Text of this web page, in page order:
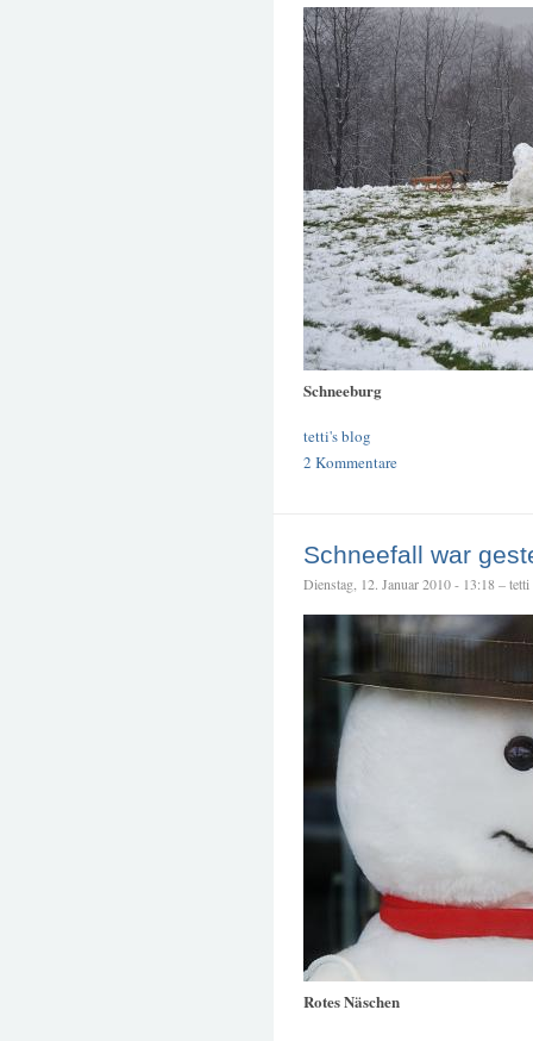
Schneeburg
tetti's blog
2 Kommentare
Schneefall war
Dienstag, 12. Januar 2010 - 13:18 – tetti
Rotes Näschen